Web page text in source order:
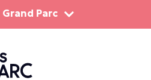
Parc